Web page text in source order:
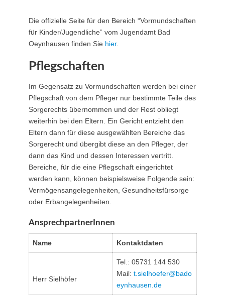
Die offizielle Seite für den Bereich “Vormundschaften
für Kinder/Jugendliche” vom Jugendamt Bad
Oeynhausen finden Sie hier.
Pflegschaften
Im Gegensatz zu Vormundschaften werden bei einer
Pflegschaft von dem Pfleger nur bestimmte Teile des
Sorgerechts übernommen und der Rest obliegt
weiterhin bei den Eltern. Ein Gericht entzieht den
Eltern dann für diese ausgewählten Bereiche das
Sorgerecht und übergibt diese an den Pfleger, der
dann das Kind und dessen Interessen vertritt.
Bereiche, für die eine Pflegschaft eingerichtet
werden kann, können beispielsweise Folgende sein:
Vermögensangelegenheiten, Gesundheitsfürsorge
oder Erbangelegenheiten.
AnsprechpartnerInnen
Name Kontaktdaten
Herr Sielhöfer
Tel.: 05731 144 530
Mail: t.sielhoefer@​bado
eynhausen.de